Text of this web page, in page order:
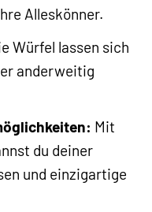
Alleskönner.
Würfel lassen sich
anderweitig
Mit
du deiner
und einzigartige